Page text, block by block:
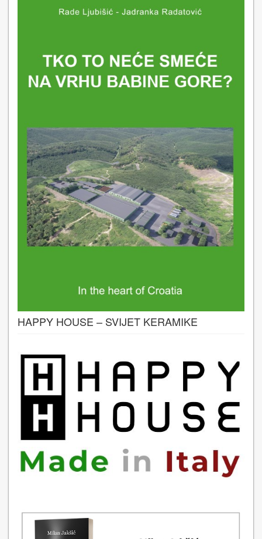
HAPPY HOUSE – SVIJET KERAMIKE